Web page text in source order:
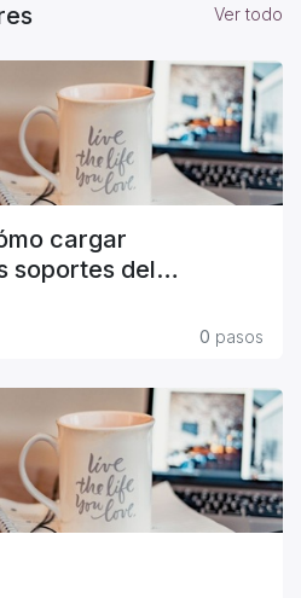
Ver todo
cargar
soportes del
0 pasos